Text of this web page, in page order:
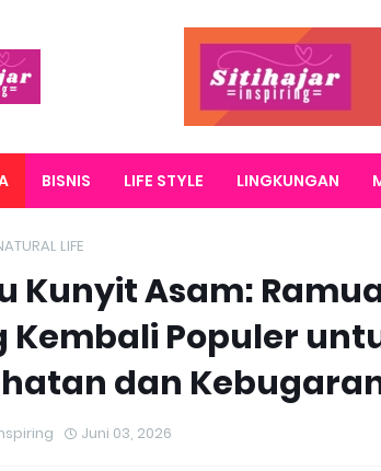
BISNIS LIFE STYLE LINGKUNGAN
LIFE
Kunyit Asam:
Kembali Populer
dan
Juni 03, 2026